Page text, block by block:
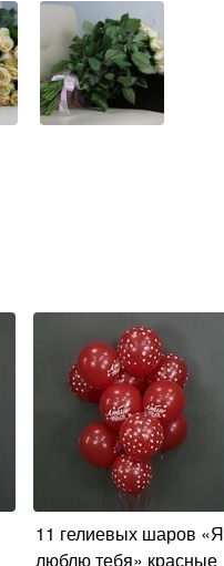
11 гелиевых шаров «Я
люблю тебя» красные